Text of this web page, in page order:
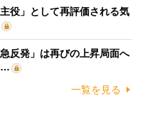
役」として再評価される気
反発」は再びの上昇局面へ
…
一覧を見る